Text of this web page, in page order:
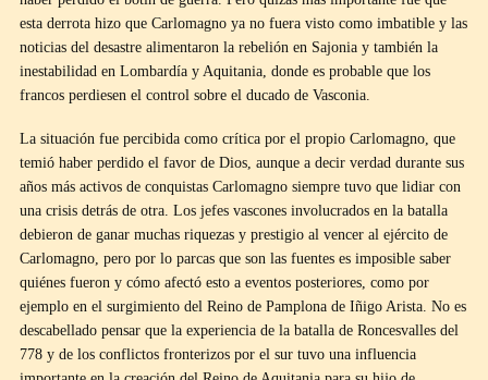
esta derrota hizo que Carlomagno ya no fuera visto como imbatible y las
noticias del desastre alimentaron la rebelión en Sajonia y también la
inestabilidad en Lombardía y Aquitania, donde es probable que los
francos perdiesen el control sobre el ducado de Vasconia.
La situación fue percibida como crítica por el propio Carlomagno, que
temió haber perdido el favor de Dios, aunque a decir verdad durante sus
años más activos de conquistas Carlomagno siempre tuvo que lidiar con
una crisis detrás de otra. Los jefes vascones involucrados en la batalla
debieron de ganar muchas riquezas y prestigio al vencer al ejército de
Carlomagno, pero por lo parcas que son las fuentes es imposible saber
quiénes fueron y cómo afectó esto a eventos posteriores, como por
ejemplo en el surgimiento del Reino de Pamplona de Iñigo Arista. No es
descabellado pensar que la experiencia de la batalla de Roncesvalles del
778 y de los conflictos fronterizos por el sur tuvo una influencia